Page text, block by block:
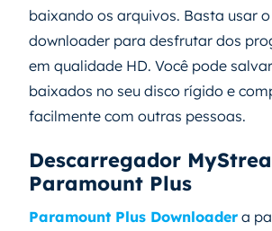
baixando os arquivos. Basta usar
downloader para desfrutar dos
em qualidade HD. Você pode
baixados no seu disco rígido e
facilmente com outras pessoas.
Descarregador
Paramount Plus
Paramount Plus Downloader a